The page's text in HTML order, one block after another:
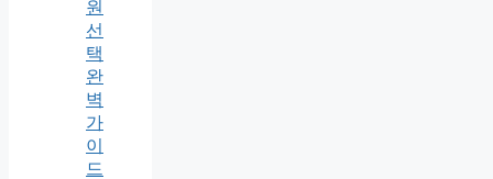
원
선
택
완
벽
가
이
드